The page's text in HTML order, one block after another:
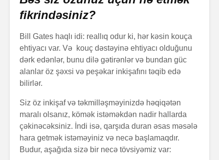
fikrindəsiniz?
Bill Gates haqlı idi: reallıq odur ki, hər kəsin kouça
ehtiyacı var. Və kouç dəstəyinə ehtiyacı olduğunu
dərk edənlər, bunu dilə gətirənlər və bundan güc
alanlar öz şəxsi və peşəkar inkişafını təqib edə
bilirlər.
Siz öz inkişaf və təkmilləşməyinizdə həqiqətən
maralı olsanız, kömək istəməkdən nadir hallarda
çəkinəcəksiniz. İndi isə, qarşıda duran əsas məsələ
hara getmək istəməyiniz və necə başlamaqdır.
Budur, aşağıda sizə bir necə tövsiyəmiz var: